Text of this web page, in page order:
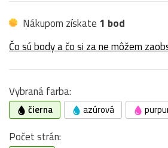
Nákupom získate 1 bod
Čo sú body a čo si za ne môžem
Vybraná farba:
čierna azúrová
Počet strán: